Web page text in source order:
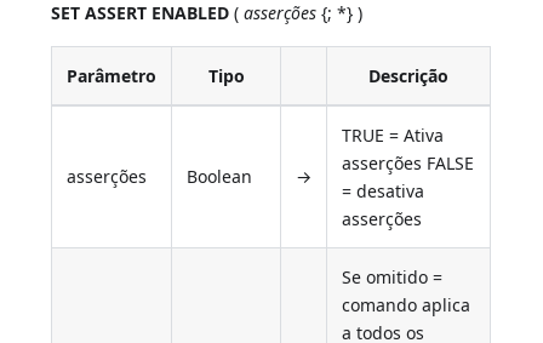
SET ASSERT ENABLED (asserções {; *} )
Parâmetro Tipo Descrição
asserções Boolean →
TRUE = Ativa
asserções FALSE
= desativa
asserções
Se omitido =
comando aplica
a todos os